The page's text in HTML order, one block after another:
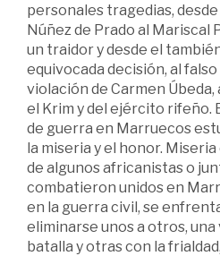
personales tragedias,
Núñez de Prado al Mariscal
un traidor y desde el
equivocada decisión, al
violación de Carmen Úbeda,
el Krim y del ejército rifeño.
de guerra en Marruecos
la miseria y el honor.
de algunos africanistas o
combatieron unidos en
en la guerra civil, se
eliminarse unos a otros,
batalla y otras con la